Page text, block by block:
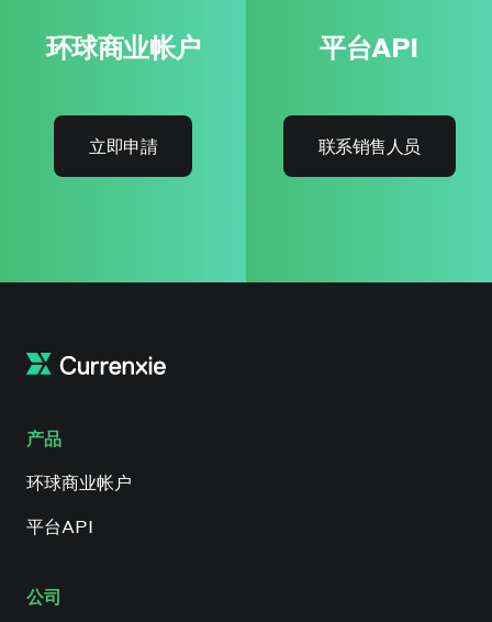
环球商业帐户
立即申請
平台API
联系销售人员
产品
环球商业帐户
平台API
公司